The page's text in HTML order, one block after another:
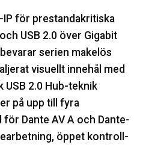
IP för prestandakritiska
USB 2.0 över Gigabit
serien makelös
visuellt innehål med
USB 2.0 Hub-teknik
på upp till fyra
Dante AV A och Dante-
öppet kontroll-